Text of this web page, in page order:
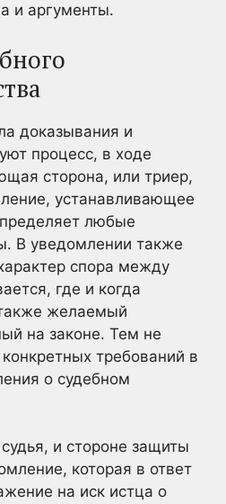
и аргументы.
доказывания и
процесс, в ходе
сторона, или триер,
устанавливающее
любые
В уведомлении также
спора между
где и когда
желаемый
на законе. Тем не
требований в
о судебном
и стороне защиты
которая в ответ
на иск истца о